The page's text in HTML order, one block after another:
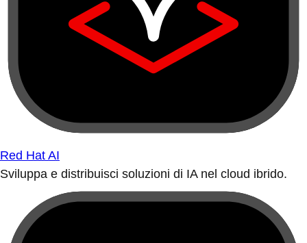
Red Hat AI
Sviluppa e distribuisci soluzioni di IA nel cloud ibrido.